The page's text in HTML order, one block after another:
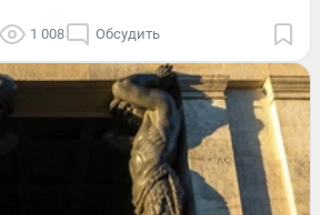
1 008 Обсудить